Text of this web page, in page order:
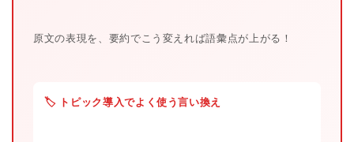
原文の表現を、要約でこう変えれば語彙点が上がる！
🏷 トピック導入でよく使う言い換え